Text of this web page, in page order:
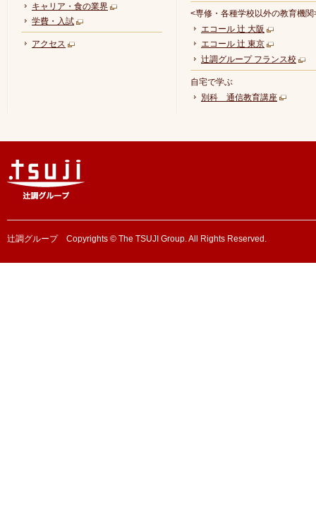
キャリア・食の業界
学費・入試
アクセス
<専修・各種学校以外の教育機関
エコール 辻 大阪
エコール 辻 東京
辻調グループ フランス校
自宅で学ぶ
別科 通信教育講座
辻調グループ Copyrights © The TSUJI Group. All Rights Reserved.